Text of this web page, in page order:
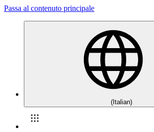
Passa al contenuto principale
(Italian)